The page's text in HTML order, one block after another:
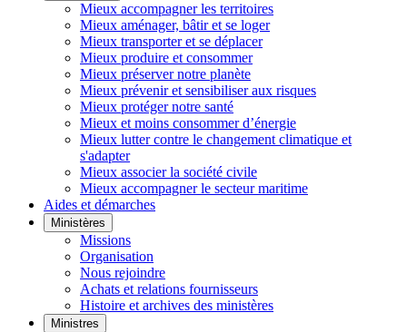
Mieux accompagner les territoires
Mieux aménager, bâtir et se loger
Mieux transporter et se déplacer
Mieux produire et consommer
Mieux préserver notre planète
Mieux prévenir et sensibiliser aux risques
Mieux protéger notre santé
Mieux et moins consommer d’énergie
Mieux lutter contre le changement climatique et
s'adapter
Mieux associer la société civile
Mieux accompagner le secteur maritime
Aides et démarches
Ministères
Missions
Organisation
Nous rejoindre
Achats et relations fournisseurs
Histoire et archives des ministères
Ministres